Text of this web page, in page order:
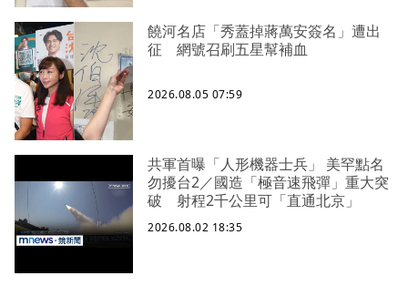
饒河名店「秀蓋掉蔣萬安簽名」遭出
征 網號召刷五星幫補血
2026.08.05 07:59
共軍首曝「人形機器士兵」 美罕點名
勿擾台2／國造「極音速飛彈」重大突
破 射程2千公里可「直通北京」
2026.08.02 18:35